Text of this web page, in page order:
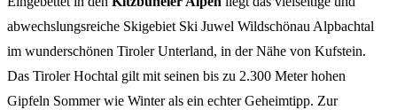
abwechslungsreiche Skigebiet Ski Juwel Wildschönau Alpbachtal
im wunderschönen Tiroler Unterland, in der Nähe von Kufstein.
Das Tiroler Hochtal gilt mit seinen bis zu 2.300 Meter hohen
Gipfeln Sommer wie Winter als ein echter Geheimtipp. Zur